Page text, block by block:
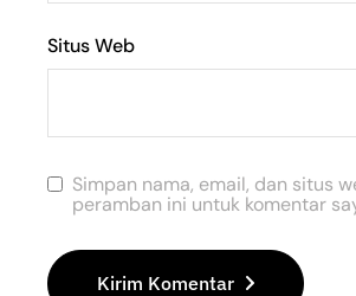
Situs Web
Simpan nama, email, dan situs
peramban ini untuk komentar
Kirim Komentar